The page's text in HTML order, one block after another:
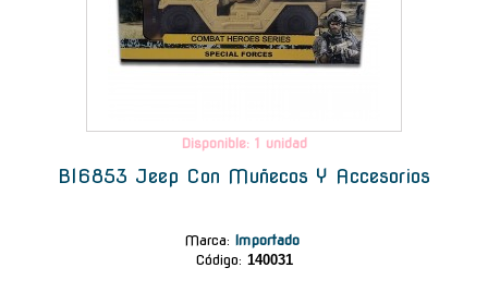
Disponible: 1 unidad
Bl6853 Jeep Con Muñecos Y Accesorios
Marca: Importado
Código: 140031